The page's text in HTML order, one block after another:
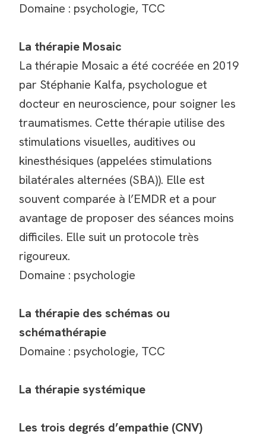
Domaine : psychologie, TCC
La thérapie Mosaic
La thérapie Mosaic a été cocréée en 2019
par Stéphanie Kalfa, psychologue et
docteur en neuroscience, pour soigner les
traumatismes. Cette thérapie utilise des
stimulations visuelles, auditives ou
kinesthésiques (appelées stimulations
bilatérales alternées (SBA)). Elle est
souvent comparée à l’EMDR et a pour
avantage de proposer des séances moins
difficiles. Elle suit un protocole très
rigoureux.
Domaine : psychologie
La thérapie des schémas ou
schémathérapie
Domaine : psychologie, TCC
La thérapie systémique
Les trois degrés d’empathie (CNV)